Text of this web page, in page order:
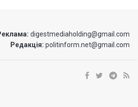
digestmediaholding@gmail.com
Редакція: politinform.net@gmail.com